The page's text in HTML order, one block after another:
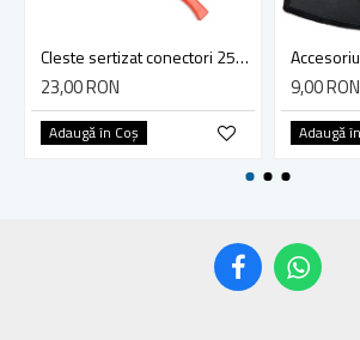
Cleste sertizat conectori 250 mm lama 4mm Yato YT-2254
23,00 RON
Adaugă în Coş
9,00 RON
Adaugă